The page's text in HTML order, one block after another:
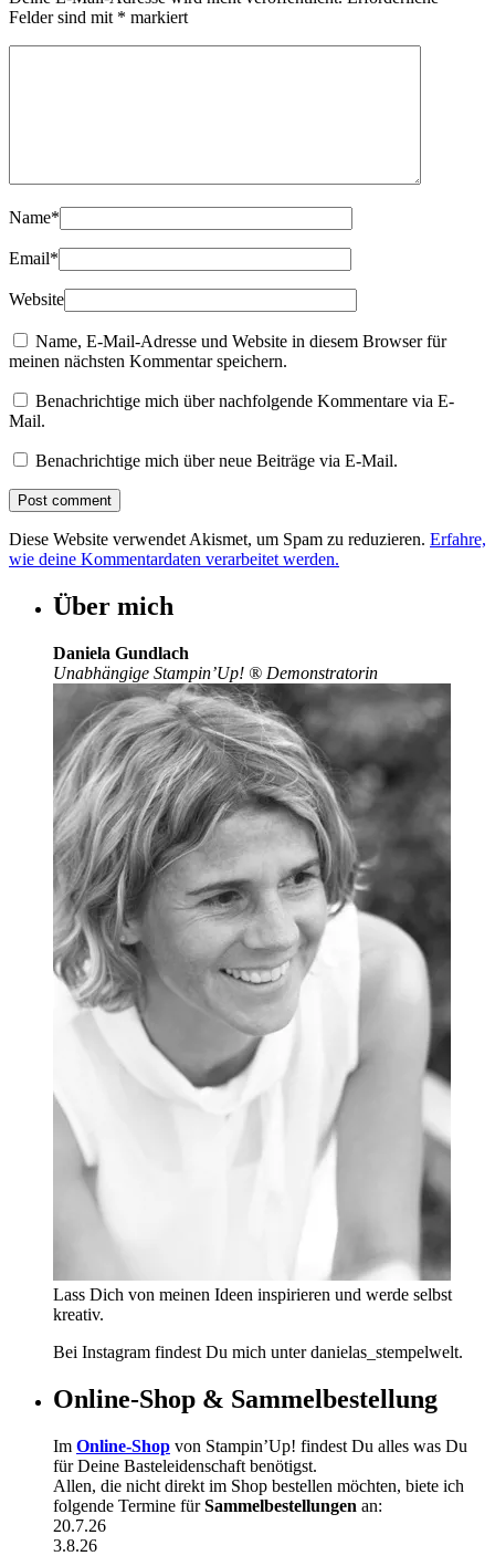
Felder sind mit * markiert
Name*
Email*
Website
Name, E-Mail-Adresse und Website in diesem Browser für
meinen nächsten Kommentar speichern.
Benachrichtige mich über nachfolgende Kommentare via E-
Mail.
Benachrichtige mich über neue Beiträge via E-Mail.
Diese Website verwendet Akismet, um Spam zu reduzieren. Erfahre,
wie deine Kommentardaten verarbeitet werden.
Über mich
Daniela Gundlach
Unabhängige Stampin’Up! ® Demonstratorin
Lass Dich von meinen Ideen inspirieren und werde selbst
kreativ.
Bei Instagram findest Du mich unter danielas_stempelwelt.
Online-Shop & Sammelbestellung
Im Online-Shop von Stampin’Up! findest Du alles was Du
für Deine Basteleidenschaft benötigst.
Allen, die nicht direkt im Shop bestellen möchten, biete ich
folgende Termine fürSammelbestellungen an:
20.7.26
3.8.26